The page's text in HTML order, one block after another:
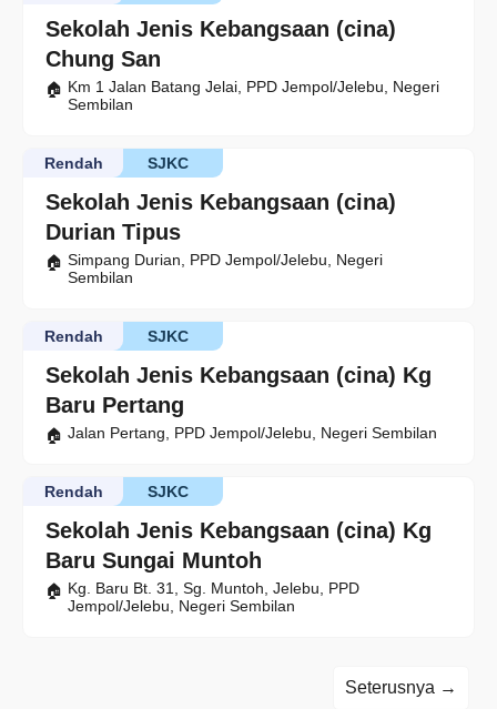
Sekolah Jenis Kebangsaan (cina)
Chung San
Km 1 Jalan Batang Jelai, PPD Jempol/Jelebu, Negeri
Sembilan
Sekolah Jenis Kebangsaan (cina)
Durian Tipus
SJKC
Rendah
Simpang Durian, PPD Jempol/Jelebu, Negeri
Sembilan
Sekolah Jenis Kebangsaan (cina) Kg
Baru Pertang
SJKC
Rendah
Jalan Pertang, PPD Jempol/Jelebu, Negeri Sembilan
Sekolah Jenis Kebangsaan (cina) Kg
Baru Sungai Muntoh
SJKC
Rendah
Kg. Baru Bt. 31, Sg. Muntoh, Jelebu, PPD
Jempol/Jelebu, Negeri Sembilan
Seterusnya →